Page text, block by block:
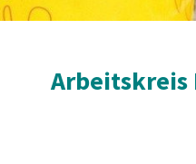
Arbeitskreis